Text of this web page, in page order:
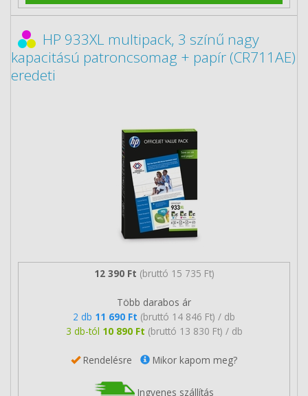
HP 933XL multipack, 3 színű nagy
kapacitású patroncsomag + papír (CR711AE)
eredeti
12 390 Ft (bruttó 15 735 Ft)
Több darabos ár
2 db 11 690 Ft (bruttó 14 846 Ft) / db
3 db-tól 10 890 Ft (bruttó 13 830 Ft) / db
Rendelésre Mikor kapom meg?
Ingyenes szállítás